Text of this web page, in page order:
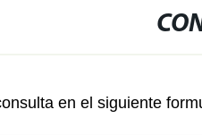
en el siguiente